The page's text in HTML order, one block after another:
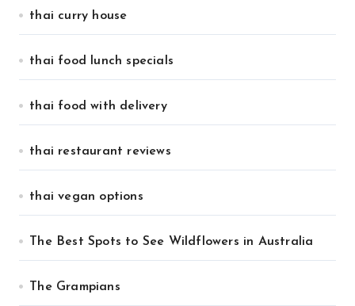
thai curry house
thai food lunch specials
thai food with delivery
thai restaurant reviews
thai vegan options
The Best Spots to See Wildflowers in Australia
The Grampians